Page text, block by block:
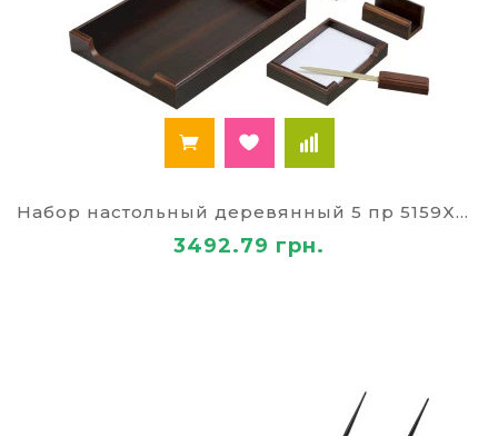
набор из дерева можно без особых сложностей
все содержать в аккуратности. Комплект может
включать:
подставка для ручек из дерева;
стакан для карандашей;
лоток для бумаг деревянный;
канцелярский нож;
емкость для мелкой канцелярии;
представленных в нашем каталоге, позволит
вам сделать грамотный выбор. Например,
Набор настольный деревянный 5 пр 5159XDX
3492.79 грн.